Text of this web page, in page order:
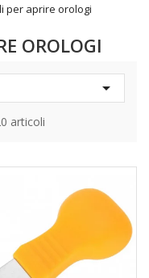
per aprire orologi
OROLOGI

articoli